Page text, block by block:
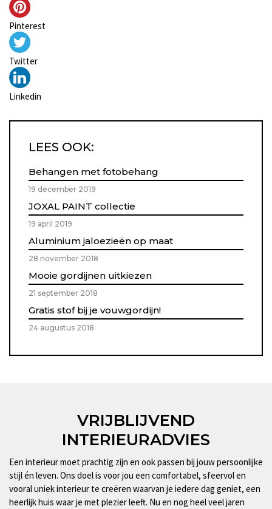
Pinterest
Twitter
Linkedin
LEES OOK:
Behangen met fotobehang
19 december 2019
JOXAL PAINT collectie
19 april 2019
Aluminium jaloezieën op maat
28 november 2018
Mooie gordijnen uitkiezen
21 september 2018
Gratis stof bij je vouwgordijn!
24 augustus 2018
VRIJBLIJVEND
INTERIEURADVIES
Een interieur moet prachtig zijn en ook passen bij jouw persoonlijke
stijl én leven. Ons doel is voor jou een comfortabel, sfeervol en
vooral uniek interieur te creëren waarvan je iedere dag geniet, een
heerlijk huis waar je met plezier leeft. Nu en nog heel veel jaren